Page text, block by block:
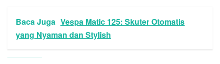
Baca Juga Vespa Matic 125: Skuter Otomatis
yang Nyaman dan Stylish